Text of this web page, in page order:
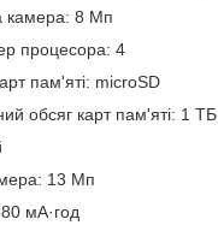
камера: 8 Мп
процесора: 4
пам'яті: microSD
обсяг карт пам'яті: 1 ТБ
13 Мп
мА·год